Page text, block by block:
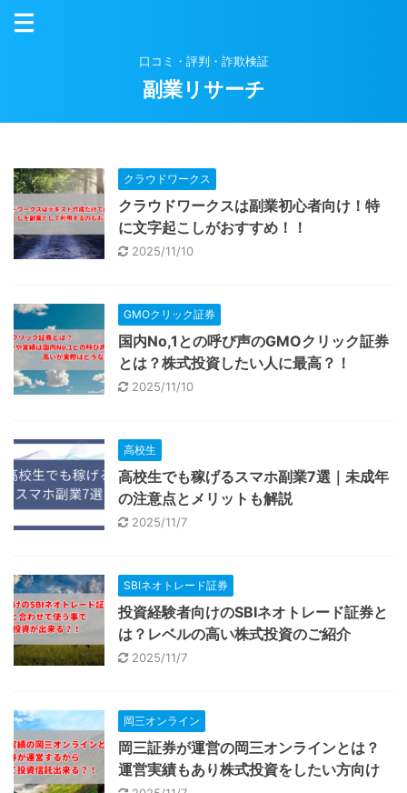
口コミ・評判・詐欺検証
副業リサーチ
クラウドワークス
クラウドワークスは副業初心者向け！特
に文字起こしがおすすめ！！
2025/11/10
GMOクリック証券
国内No,1との呼び声のGMOクリック証券
とは？株式投資したい人に最高？！
2025/11/10
高校生
高校生でも稼げるスマホ副業7選｜未成年
の注意点とメリットも解説
2025/11/7
SBIネオトレード証券
投資経験者向けのSBIネオトレード証券と
は？レベルの高い株式投資のご紹介
2025/11/7
岡三オンライン
岡三証券が運営の岡三オンラインとは？
運営実績もあり株式投資をしたい方向け